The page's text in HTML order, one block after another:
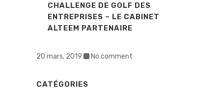
CHALLENGE DE GOLF DES
ENTREPRISES – LE CABINET
ALTEEM PARTENAIRE
20 mars, 2019 No comment
CATÉGORIES